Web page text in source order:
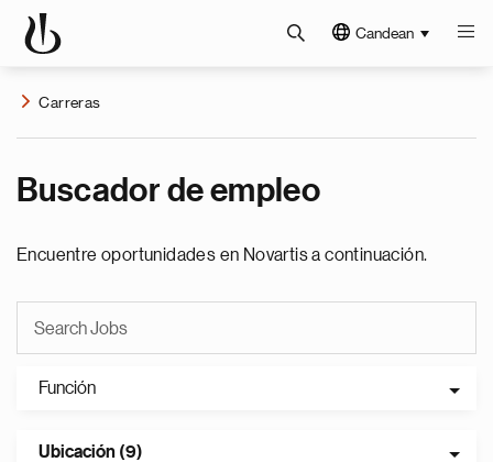
Candean
Carreras
Buscador de empleo
Encuentre oportunidades en Novartis a continuación.
Función
Ubicación (9)